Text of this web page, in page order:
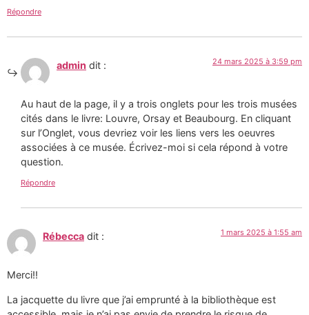
Répondre
admin dit : 24 mars 2025 à 3:59 pm
Au haut de la page, il y a trois onglets pour les trois musées
cités dans le livre: Louvre, Orsay et Beaubourg. En cliquant
sur l’Onglet, vous devriez voir les liens vers les oeuvres
associées à ce musée. Écrivez-moi si cela répond à votre
question.
Répondre
Rébecca dit : 1 mars 2025 à 1:55 am
Merci!!
La jacquette du livre que j’ai emprunté à la bibliothèque est